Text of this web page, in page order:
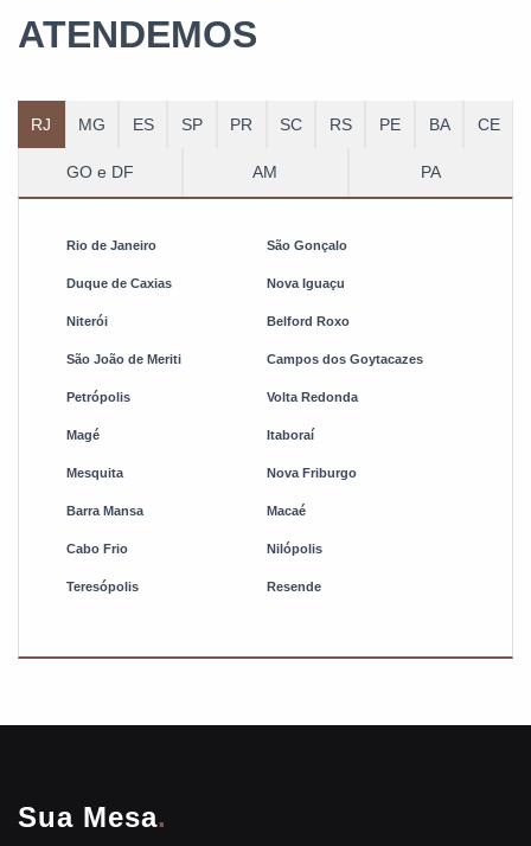
ATENDEMOS
RJ MG ES SP PR SC RS PE BA CE
GO e DF AM PA
Rio de Janeiro São Gonçalo
Duque de Caxias Nova Iguaçu
Niterói Belford Roxo
São João de Meriti Campos dos Goytacazes
Petrópolis Volta Redonda
Magé Itaboraí
Mesquita Nova Friburgo
Barra Mansa Macaé
Cabo Frio Nilópolis
Teresópolis Resende
Sua Mesa.